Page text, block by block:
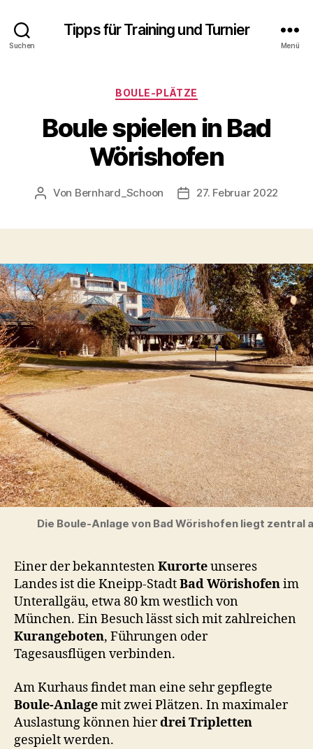
Suchen
Tipps für Training und Turnier
Menü
Kategorien
BOULE-PLÄTZE
Boule spielen in Bad
Wörishofen
Beitragsautor
Von Bernhard_Schoon Veröffentlichungsdatum
27. Februar 2022
Die Boule-Anlage von Bad Wörishofen liegt zentral
Einer der bekanntestenKurorteunseres
Landes ist die Kneipp-StadtBad Wörishofenim
Unterallgäu, etwa 80 km westlich von
München. Ein Besuch lässt sich mit zahlreichen
Kurangeboten, Führungen oder
Tagesausflügen verbinden.
Am Kurhaus findet man eine sehr gepflegte
Boule-Anlagemit zwei Plätzen. In maximaler
Auslastung können hierdrei Tripletten
gespielt werden.